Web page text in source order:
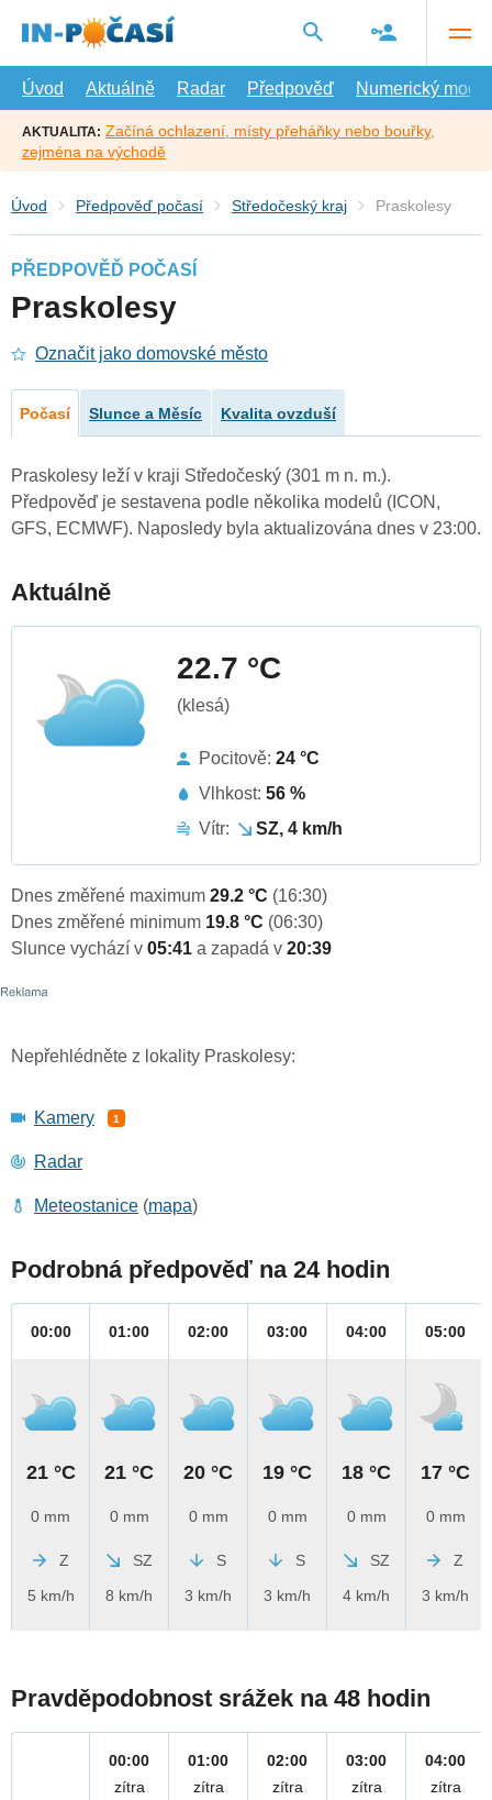
hlavní
Úvod
Aktuálně Radar Předpověď Numerický model
AKTUALITA: Začíná ochlazení, místy přeháňky nebo bouřky,
zejména na východě
Úvod Předpověď počasí Středočeský kraj Praskolesy
PŘEDPOVĚĎ POČASÍ
Praskolesy
Označit jako domovské město
Počasí Slunce a Měsíc Kvalita ovzduší
Praskolesy leží v kraji Středočeský (301 m n. m.).
Předpověď je sestavena podle několika modelů (ICON,
GFS, ECMWF). Naposledy byla aktualizována dnes v 23:00.
Aktuálně
22.7 °C
(klesá)
Pocitově: 24 °C
Vlhkost: 56 %
Vítr:
SZ, 4 km/h
Dnes změřené maximum 29.2 °C (16:30)
Dnes změřené minimum 19.8 °C (06:30)
Slunce vychází v 05:41 a zapadá v 20:39
Nepřehlédněte z lokality Praskolesy:
Kamery 1
Radar
Meteostanice (mapa)
Podrobná předpověď na 24 hodin
00:00
21 °C
0 mm
Z
5 km/h
01:00
21 °C
0 mm
SZ
8 km/h
02:00
20 °C
0 mm
S
3 km/h
03:00
19 °C
0 mm
S
3 km/h
04:00
18 °C
0 mm
SZ
4 km/h
05:00
17 °C
0 mm
Z
3 km/h
Pravděpodobnost srážek na 48 hodin
00:00
zítra
01:00
zítra
02:00
zítra
03:00
zítra
04:00
zítra